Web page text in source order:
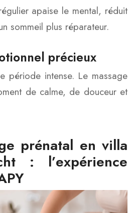
apaise le mental, réduit
sommeil plus réparateur.
précieux
période intense. Le massage
de calme, de douceur et
prénatal en villa
: l’expérience